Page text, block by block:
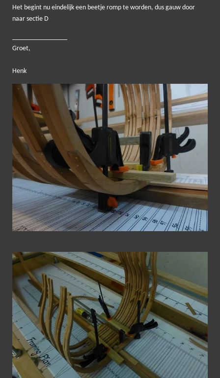
Het begint nu eindelijk een beetje romp te worden, dus gauw door
naar sectie D
Groet,
Henk